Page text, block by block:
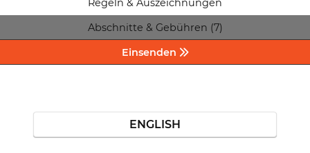
Regeln & Auszeichnungen
Abschnitte & Gebühren (7)
Einsenden
ENGLISH